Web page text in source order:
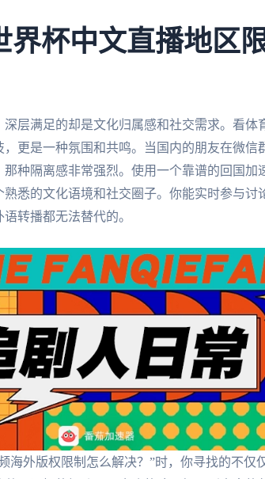
界杯中文直播地区
层满足的却是文化归属感和社交需求。看体
更是一种氛围和共鸣。当国内的朋友在微信
种隔离感非常强烈。使用一个靠谱的回国加
悉的文化语境和社交圈子。你能实时参与讨
转播都无法替代的。
海外版权限制怎么解决？”时，你寻找的不仅